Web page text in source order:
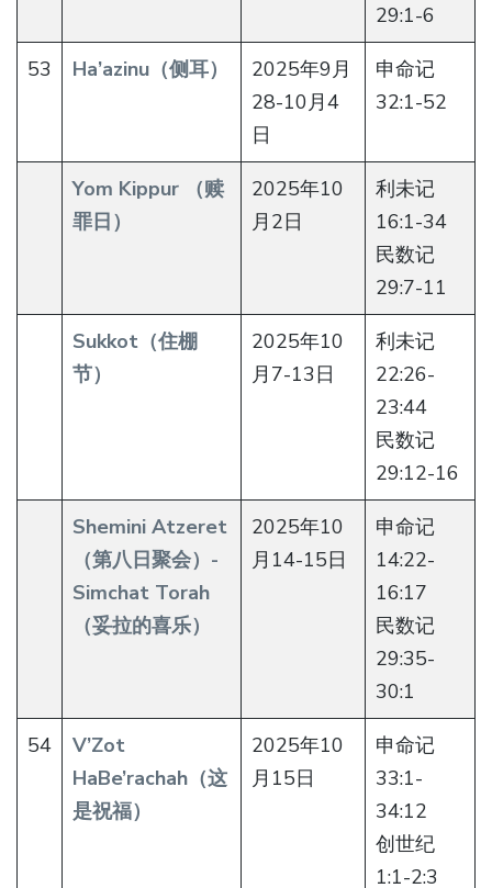
29:1-6
53 Ha’azinu（侧耳）
2025年9月
28-10月4
日
申命记
32:1-52
Yom Kippur （赎
罪日）
2025年10
月2日
利未记
16:1-34
民数记
29:7-11
Sukkot（住棚
节）
2025年10
月7-13日
利未记
22:26-
23:44
民数记
29:12-16
Shemini Atzeret
（第八日聚会）-
Simchat Torah
（妥拉的喜乐）
2025年10
月14-15日
申命记
14:22-
16:17
民数记
29:35-
30:1
54
V’Zot
HaBe’rachah（这
是祝福）
2025年10
月15日
申命记
33:1-
34:12
创世纪
1:1-2:3